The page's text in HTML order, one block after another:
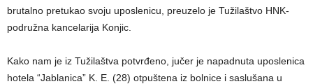
brutalno pretukao svoju uposlenicu, preuzelo je Tužilaštvo HNK-
podružna kancelarija Konjic.
Kako nam je iz Tužilaštva potvrđeno, jučer je napadnuta uposlenica
hotela “Jablanica” K. E. (28) otpuštena iz bolnice i saslušana u